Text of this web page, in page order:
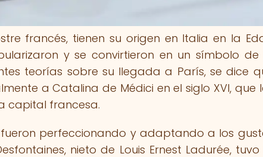
francés, tienen su origen en Italia en la
y se convirtieron en un símbolo de
teorías sobre su llegada a París, se dice
a Catalina de Médici en el siglo XVI, que
capital francesa.
perfeccionando y adaptando a los
nieto de Louis Ernest Ladurée,